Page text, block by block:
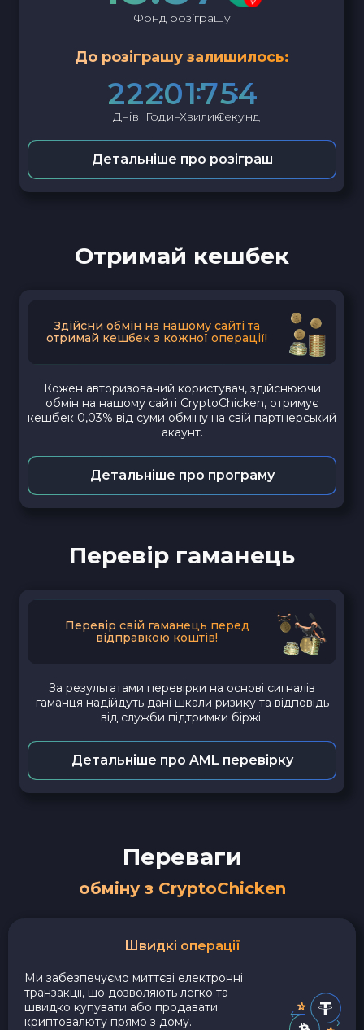
Фонд розіграшу
До розіграшу залишилось:
22
Днів
20
Годин
17
Хвилин
53
Секунд
Детальніше про розіграш
Отримай кешбек
Здійсни обмін на нашому сайті та
отримай кешбек з кожної операції!
Кожен авторизований користувач, здійснюючи
обмін на нашому сайті CryptoChicken, отримує
кешбек 0,03% від суми обміну на свій партнерський
акаунт.
Детальніше про програму
Перевір гаманець
Перевір свій гаманець перед
відправкою коштів!
За результатами перевірки на основі сигналів
гаманця надійдуть дані шкали ризику та відповідь
від служби підтримки біржі.
Детальніше про AML перевірку
Переваги
обміну з CryptoChicken
Швидкі операції
Ми забезпечуємо миттєві електронні
транзакції, що дозволяють легко та
швидко купувати або продавати
криптовалюту прямо з дому.